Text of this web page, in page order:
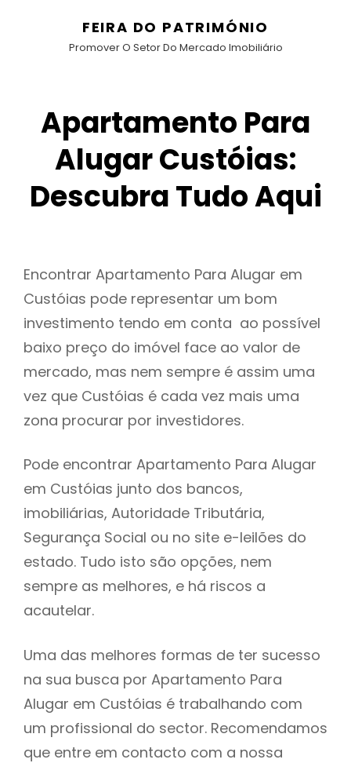
FEIRA DO PATRIMÓNIO
Promover O Setor Do Mercado Imobiliário
Apartamento Para
Alugar Custóias:
Descubra Tudo Aqui
Encontrar Apartamento Para Alugar em
Custóias pode representar um bom
investimento tendo em conta ao possível
baixo preço do imóvel face ao valor de
mercado, mas nem sempre é assim uma
vez que Custóias é cada vez mais uma
zona procurar por investidores.
Pode encontrar Apartamento Para Alugar
em Custóias junto dos bancos,
imobiliárias, Autoridade Tributária,
Segurança Social ou no site e-leilões do
estado. Tudo isto são opções, nem
sempre as melhores, e há riscos a
acautelar.
Uma das melhores formas de ter sucesso
na sua busca por Apartamento Para
Alugar em Custóias é trabalhando com
um profissional do sector. Recomendamos
que entre em contacto com a nossa